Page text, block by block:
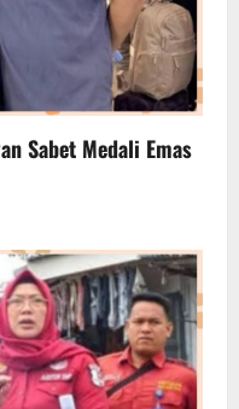
Sabet Medali Emas